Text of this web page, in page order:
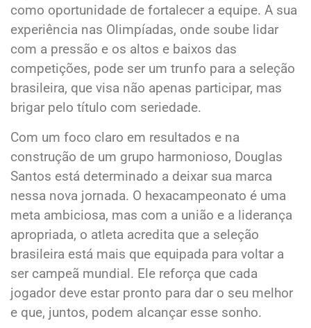
como oportunidade de fortalecer a equipe. A sua
experiência nas Olimpíadas, onde soube lidar
com a pressão e os altos e baixos das
competições, pode ser um trunfo para a seleção
brasileira, que visa não apenas participar, mas
brigar pelo título com seriedade.
Com um foco claro em resultados e na
construção de um grupo harmonioso, Douglas
Santos está determinado a deixar sua marca
nessa nova jornada. O hexacampeonato é uma
meta ambiciosa, mas com a união e a liderança
apropriada, o atleta acredita que a seleção
brasileira está mais que equipada para voltar a
ser campeã mundial. Ele reforça que cada
jogador deve estar pronto para dar o seu melhor
e que, juntos, podem alcançar esse sonho.